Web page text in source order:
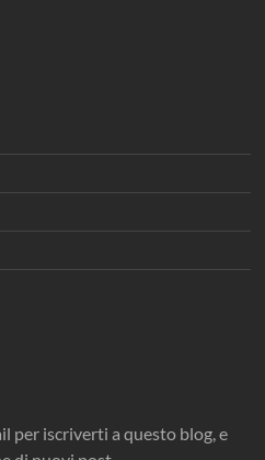
per iscriverti a questo blog, e